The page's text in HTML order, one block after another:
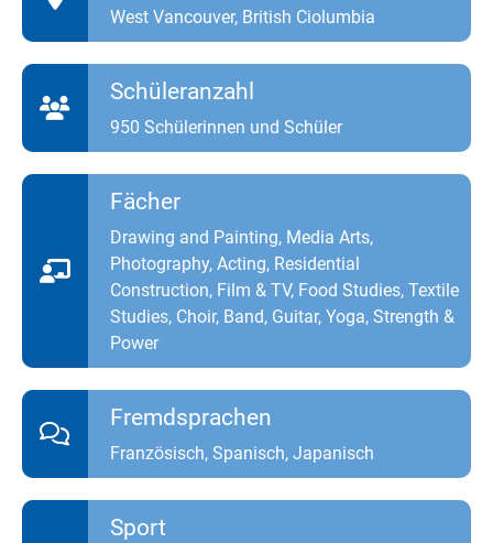
West Vancouver, British Ciolumbia
Schüleranzahl
950 Schülerinnen und Schüler
Fächer
Drawing and Painting, Media Arts,
Photography, Acting, Residential
Construction, Film & TV, Food Studies, Textile
Studies, Choir, Band, Guitar, Yoga, Strength &
Power
Fremdsprachen
Französisch, Spanisch, Japanisch
Sport